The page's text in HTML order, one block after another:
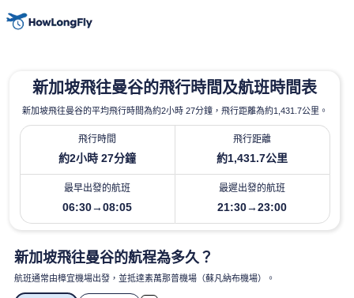
新加坡飛往曼谷的飛行時間及航班時間表
新加坡飛往曼谷的平均飛行時間為約2小時 27分鐘，飛行距離為約1,431.7公里。
飛行時間
約2小時 27分鐘
飛行距離
約1,431.7公里
最早出發的航班
06:30→08:05
最遲出發的航班
21:30→23:00
新加坡飛往曼谷的航程為多久？
航班通常由樟宜機場出發，並抵達素萬那普機場（蘇凡納布機場）。